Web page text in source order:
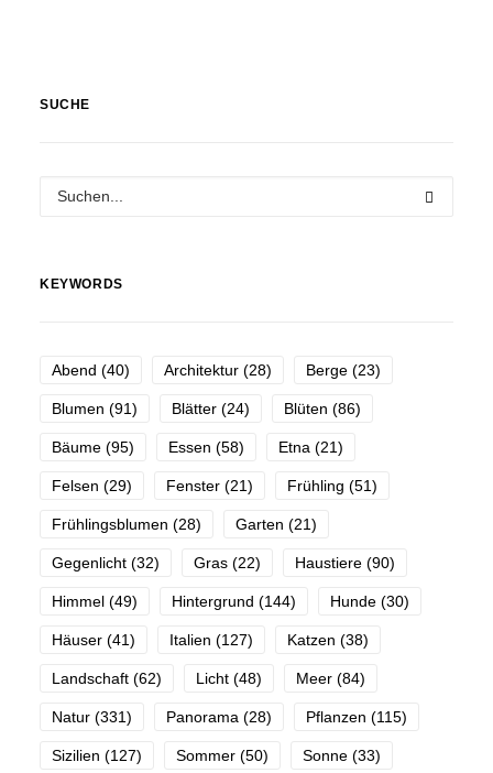
SUCHE
KEYWORDS
Abend (40) Architektur (28) Berge (23)
Blumen (91) Blätter (24) Blüten (86)
Bäume (95) Essen (58) Etna (21)
Felsen (29) Fenster (21) Frühling (51)
Frühlingsblumen (28) Garten (21)
Gegenlicht (32) Gras (22) Haustiere (90)
Himmel (49) Hintergrund (144) Hunde (30)
Häuser (41) Italien (127) Katzen (38)
Landschaft (62) Licht (48) Meer (84)
Natur (331) Panorama (28) Pflanzen (115)
Sizilien (127) Sommer (50) Sonne (33)